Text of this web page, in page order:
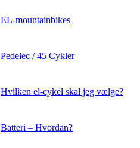
EL-mountainbikes
Pedelec / 45 Cykler
Hvilken el-cykel skal jeg vælge?
Batteri – Hvordan?